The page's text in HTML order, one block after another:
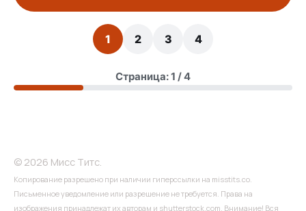
1 2 3 4
Страница: 1 / 4
© 2026 Мисс Титс.
Копирование разрешено при наличии гиперссылки на misstits.co.
Письменное уведомление или разрешение не требуется. Права на
изображения принадлежат их авторам и shutterstock.com. Внимание! Вся